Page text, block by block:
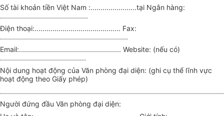
Số tài khoản tiền Việt Nam :.......................tại Ngân hàng:
............................................
Điện thoại:........................................... Fax:
................................................................
Email:................................................... Website: (nếu có)
...........................................
Nội dung hoạt động của Văn phòng đại diện: (ghi cụ thể lĩnh vực
hoạt động theo Giấy phép)
Người đứng đầu Văn phòng đại diện: